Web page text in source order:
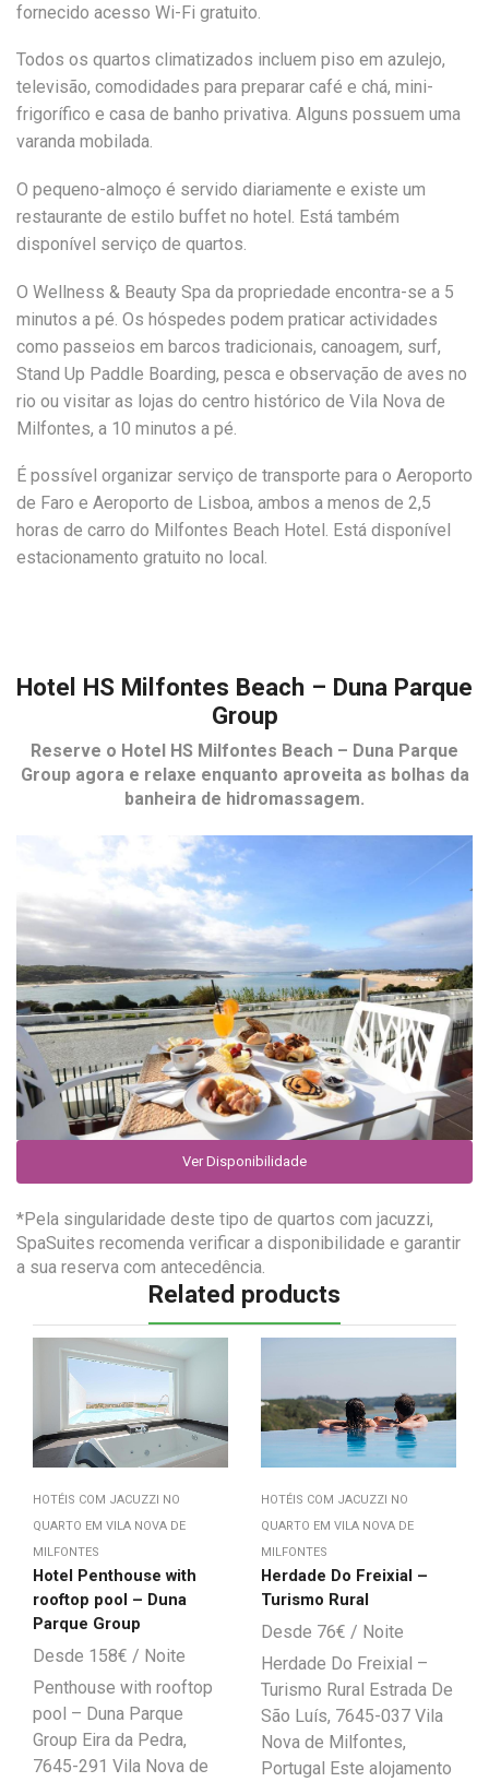
fornecido acesso Wi-Fi gratuito.
Todos os quartos climatizados incluem piso em azulejo,
televisão, comodidades para preparar café e chá, mini-
frigorífico e casa de banho privativa. Alguns possuem uma
varanda mobilada.
O pequeno-almoço é servido diariamente e existe um
restaurante de estilo buffet no hotel. Está também
disponível serviço de quartos.
O Wellness & Beauty Spa da propriedade encontra-se a 5
minutos a pé. Os hóspedes podem praticar actividades
como passeios em barcos tradicionais, canoagem, surf,
Stand Up Paddle Boarding, pesca e observação de aves no
rio ou visitar as lojas do centro histórico de Vila Nova de
Milfontes, a 10 minutos a pé.
É possível organizar serviço de transporte para o Aeroporto
de Faro e Aeroporto de Lisboa, ambos a menos de 2,5
horas de carro do Milfontes Beach Hotel. Está disponível
estacionamento gratuito no local.
Hotel HS Milfontes Beach – Duna Parque
Group
Reserve o Hotel HS Milfontes Beach – Duna Parque
Groupagora e relaxe enquanto aproveita as bolhas da
banheira de hidromassagem.
Ver Disponibilidade
*Pela singularidade deste tipo de quartos com jacuzzi,
SpaSuites recomenda verificar a disponibilidade e garantir
a sua reserva com antecedência.
Related products
HOTÉIS COM JACUZZI NO
QUARTO EM VILA NOVA DE
MILFONTES
Hotel Penthouse with
rooftop pool – Duna
Parque Group
158€
Penthouse with rooftop
pool – Duna Parque
Group Eira da Pedra,
7645-291 Vila Nova de
HOTÉIS COM JACUZZI NO
QUARTO EM VILA NOVA DE
MILFONTES
Herdade Do Freixial –
Turismo Rural
76€
Herdade Do Freixial –
Turismo Rural Estrada De
São Luís, 7645-037 Vila
Nova de Milfontes,
Portugal Este alojamento